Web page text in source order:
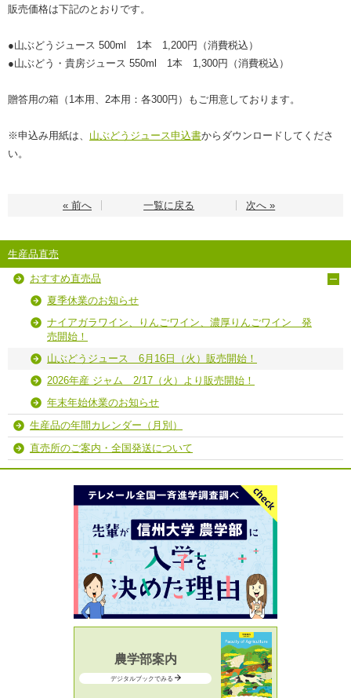
販売価格は下記のとおりです。
●山ぶどうジュース 500ml 1本 1,200円（消費税込）
●山ぶどう・貴房ジュース 550ml 1本 1,300円（消費税込）
贈答用の箱（1本用、2本用：各300円）もご用意しております。
※申込み用紙は、 山ぶどうジュース申込書からダウンロードしてくださ
い。
« 前へ 一覧に戻る 次へ »
生産品直売
おすすめ直売品
夏季休業のお知らせ
ナイアガラワイン、りんごワイン、濃厚りんごワイン 発
売開始！
山ぶどうジュース 6月16日（火）販売開始！
2026年産 ジャム 2/17（火）より販売開始！
年末年始休業のお知らせ
生産品の年間カレンダー（月別）
直売所のご案内・全国発送について
農学部案内
デジタルブックでみる